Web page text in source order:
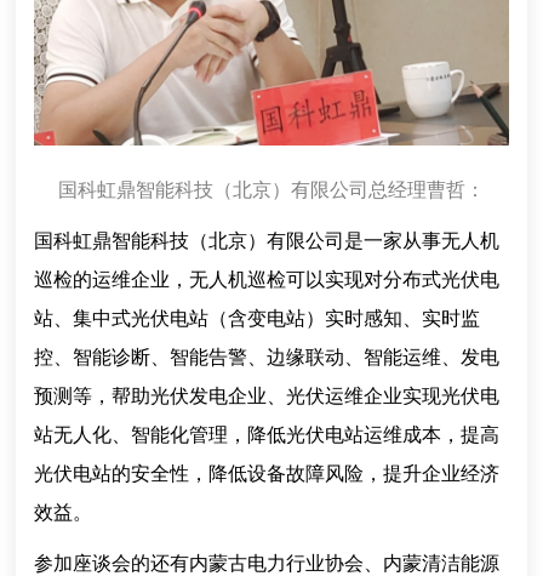
国科虹鼎智能科技（北京）有限公司总经理曹哲：
国科虹鼎智能科技（北京）有限公司是一家从事无人机
巡检的运维企业，无人机巡检可以实现对分布式光伏电
站、集中式光伏电站（含变电站）实时感知、实时监
控、智能诊断、智能告警、边缘联动、智能运维、发电
预测等，帮助光伏发电企业、光伏运维企业实现光伏电
站无人化、智能化管理，降低光伏电站运维成本，提高
光伏电站的安全性，降低设备故障风险，提升企业经济
效益。
参加座谈会的还有内蒙古电力行业协会、内蒙清洁能源